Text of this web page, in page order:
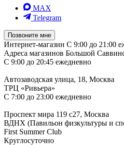
MAX
Telegram
Позвоните мне
Интернет-магазин С 9:00 до 21:00
Адреса магазинов Большой
С 9:00 до 20:45 ежедневно
Автозаводская улица, 18, Москва
ТРЦ «Ривьера»
С 7:00 до 23:00 ежедневно
Проспект мира 119 с27, Москва
ВДНХ (Павильон физкультуры и
First Summer Club
Круглосуточно